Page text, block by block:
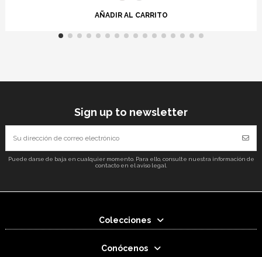
AÑADIR AL CARRITO
Sign up to newsletter
Puede darse de baja en cualquier momento. Para ello, consulte nuestra información de
contacto en el aviso legal.
Colecciones
Conócenos